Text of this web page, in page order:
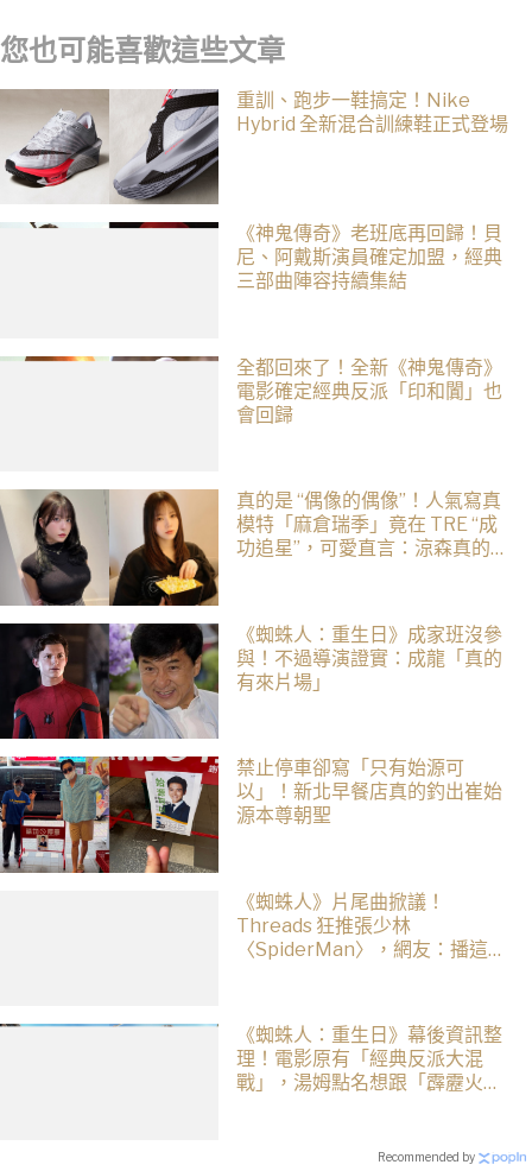
您也可能喜歡這些文章
重訓、跑步一鞋搞定！Nike
Hybrid 全新混合訓練鞋正式登場
《神鬼傳奇》老班底再回歸！貝
尼、阿戴斯演員確定加盟，經典
三部曲陣容持續集結
全都回來了！全新《神鬼傳奇》
電影確定經典反派「印和闐」也
會回歸
真的是 “偶像的偶像”！人氣寫真
模特「麻倉瑞季」竟在 TRE “成
功追星”，可愛直言：涼森真的太
《蜘蛛人：重生日》成家班沒參
與！不過導演證實：成龍「真的
有來片場」
禁止停車卻寫「只有始源可
以」！新北早餐店真的釣出崔始
源本尊朝聖
《蜘蛛人》片尾曲掀議！
Threads 狂推張少林
〈SpiderMan〉，網友：播這個
《蜘蛛人：重生日》幕後資訊整
理！電影原有「經典反派大混
戰」，湯姆點名想跟「霹靂火」
Recommended by